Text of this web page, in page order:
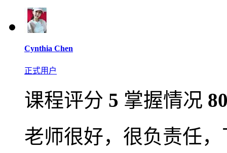
Cynthia Chen
正式用户
课程评分 5 掌握情况
老师很好，很负责任